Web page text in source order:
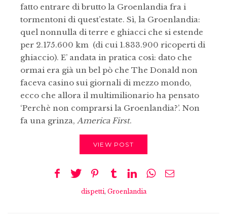
fatto entrare di brutto la Groenlandia fra i
tormentoni di quest’estate. Sì, la Groenlandia:
quel nonnulla di terre e ghiacci che si estende
per 2.175.600 km (di cui 1.833.900 ricoperti di
ghiaccio). E’ andata in pratica così: dato che
ormai era già un bel pò che The Donald non
faceva casino sui giornali di mezzo mondo,
ecco che allora il multimilionario ha pensato
‘Perchè non comprarsi la Groenlandia?’. Non
fa una grinza, America First.
VIEW POST
dispetti, Groenlandia